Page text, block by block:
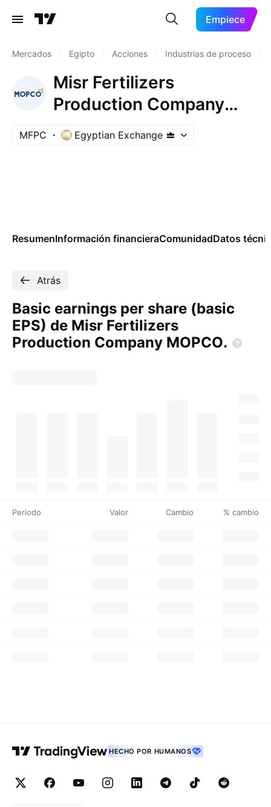
Empiece
Mercados Egipto Acciones Industrias de proceso
Misr Fertilizers
Production Company
MOPCO
MFPC Egyptian Exchange
ResumenInformación financieraComunidadDatos
Atrás
Basic earnings per share (basic
EPS) de Misr Fertilizers
Production Company MOPCO.
Periodo Valor Cambio % cambio
HECHO POR HUMANOS